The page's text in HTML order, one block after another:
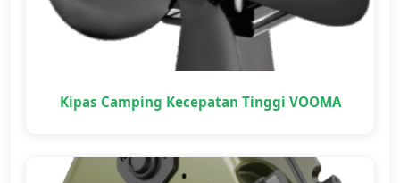
Kipas Camping Kecepatan Tinggi VOOMA